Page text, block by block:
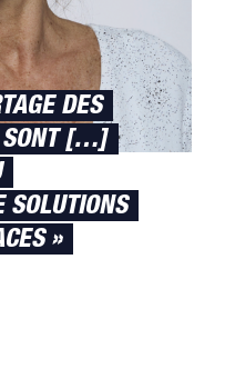
DES
SONT […]
SOLUTIONS
»